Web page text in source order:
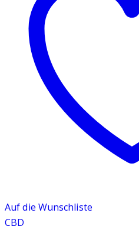
Auf die Wunschliste
CBD